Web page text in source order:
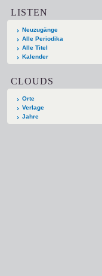
LISTEN
Neuzugänge
Alle Periodika
Alle Titel
Kalender
CLOUDS
Orte
Verlage
Jahre